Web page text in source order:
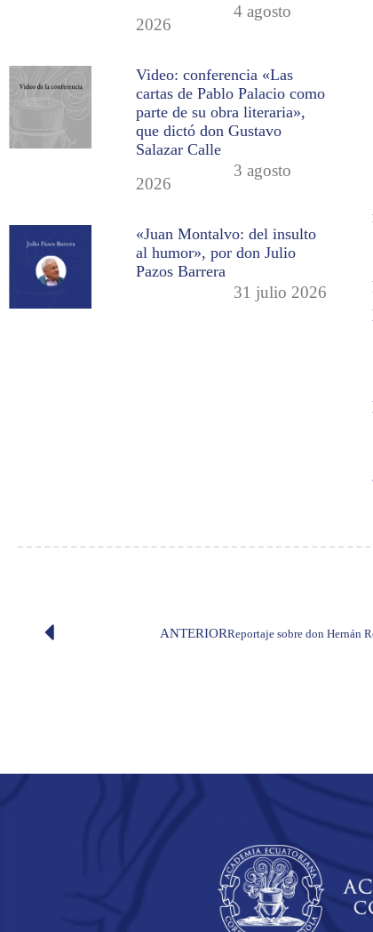
4 agosto
2026
Video: conferencia «Las
cartas de Pablo Palacio como
parte de su obra literaria»,
que dictó don Gustavo
Salazar Calle
3 agosto
2026
«Juan Montalvo: del insulto
al humor», por don Julio
Pazos Barrera
31 julio 2026
ANTERIORReportaje sobre don Hernán